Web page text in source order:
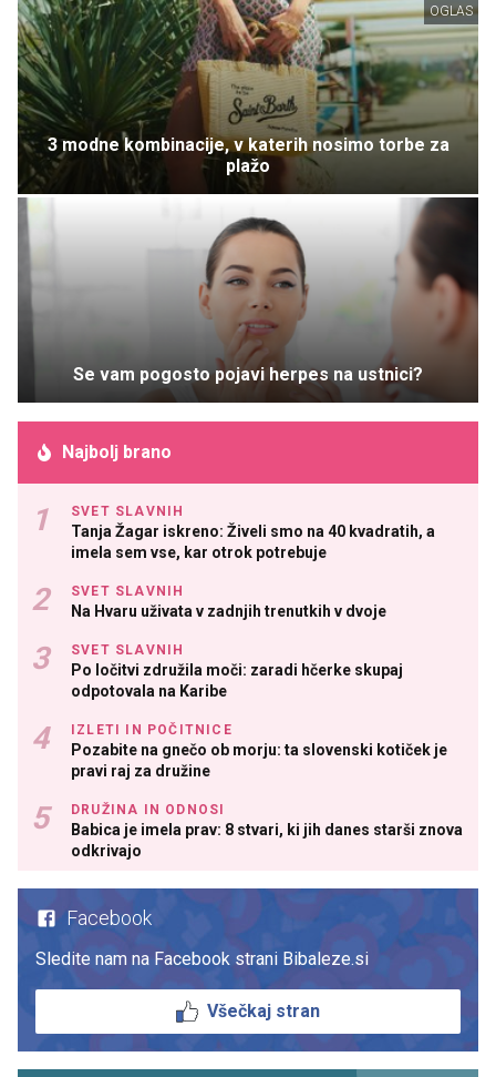
OGLAS
3 modne kombinacije, v katerih nosimo torbe za
plažo
Se vam pogosto pojavi herpes na ustnici?
Najbolj brano
SVET SLAVNIH
Tanja Žagar iskreno: Živeli smo na 40 kvadratih, a
imela sem vse, kar otrok potrebuje
SVET SLAVNIH
Na Hvaru uživata v zadnjih trenutkih v dvoje
SVET SLAVNIH
Po ločitvi združila moči: zaradi hčerke skupaj
odpotovala na Karibe
IZLETI IN POČITNICE
Pozabite na gnečo ob morju: ta slovenski kotiček je
pravi raj za družine
DRUŽINA IN ODNOSI
Babica je imela prav: 8 stvari, ki jih danes starši znova
odkrivajo
Facebook
Sledite nam na Facebook strani Bibaleze.si
Všečkaj stran